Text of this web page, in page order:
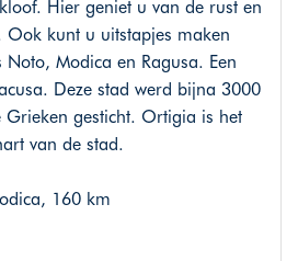
Hier geniet u van de rust en
Ook kunt u uitstapjes maken
Modica en Ragusa. Een
Deze stad werd bijna 3000
gesticht. Ortigia is het
van de stad.
160 km